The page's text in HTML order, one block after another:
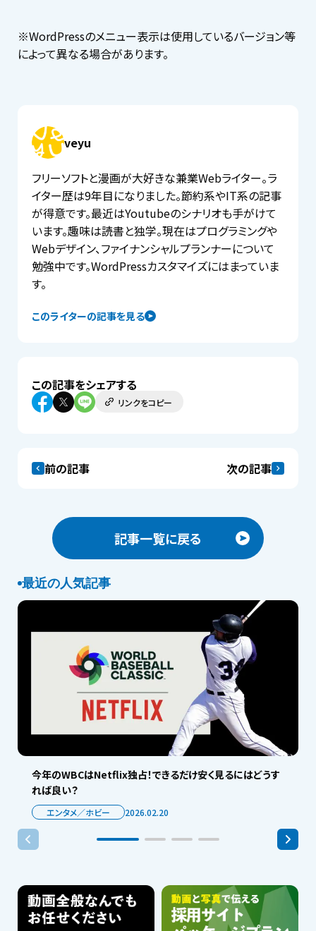
※WordPressのメニュー表示は使用しているバージョン等
によって異なる場合があります。
veyu
このライターの記事を見る
フリーソフトと漫画が大好きな兼業Webライター。ラ
イター歴は9年目になりました。節約系やIT系の記事
が得意です。最近はYoutubeのシナリオも手がけて
います。趣味は読書と独学。現在はプログラミングや
Webデザイン、ファイナンシャルプランナーについて
勉強中です。WordPressカスタマイズにはまっていま
す。
この記事をシェアする
リンクをコピー
前の記事 次の記事
記事一覧に戻る
最近の人気記事
今年のWBCはNetflix独占！できるだけ安く見るにはどうす
れば良い？
エンタメ／ホビー 2026.02.20